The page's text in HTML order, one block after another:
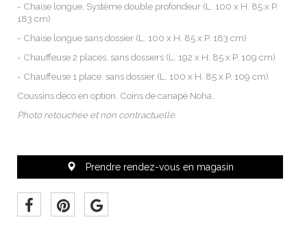
- Chaise longue, Système double profondeur (L. 100 x H. 85 x P.
183 cm)
- Chaise longue sans dossier (L. 100 x H. 85 x P. 183 cm)
- Chauffeuse 2 places, sans dossiers (L. 192 x H. 85 x P. 109 cm)
- Chauffeuse 1 place, sans dossier (L. 100 x H. 85 x P. 109 cm)
Coussins déco en option. Coins de canapé Noha.
Photo retouchée et non contractuelle.
Prendre rendez-vous en magasin